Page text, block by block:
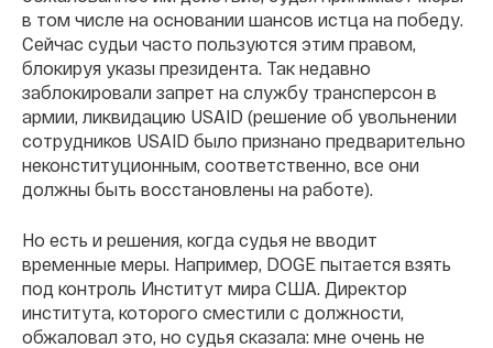
в том числе на основании шансов истца на победу.
Сейчас судьи часто пользуются этим правом,
блокируя указы президента. Так недавно
заблокировали запрет на службу трансперсон в
армии, ликвидацию USAID (решение об увольнении
сотрудников USAID было признано предварительно
неконституционным, соответственно, все они
должны быть восстановлены на работе).
Но есть и решения, когда судья не вводит
временные меры. Например, DOGE пытается взять
под контроль Институт мира США. Директор
института, которого сместили с должности,
обжаловал это, но судья сказала: мне очень не